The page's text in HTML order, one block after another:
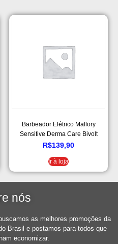
Barbeador Elétrico Mallory
Sensitive Derma Care Bivolt
Preto e Laranja
R$139,90
Ir à loja
nós
as melhores promoções da
Brasil e postamos para todos que
economizar.